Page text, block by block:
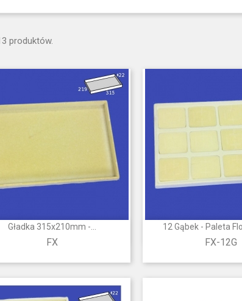
produktów.
Gładka 315x210mm -...
FX
Szybki podgląd
12 Gąbek - Paleta
FX-12G
Szybki